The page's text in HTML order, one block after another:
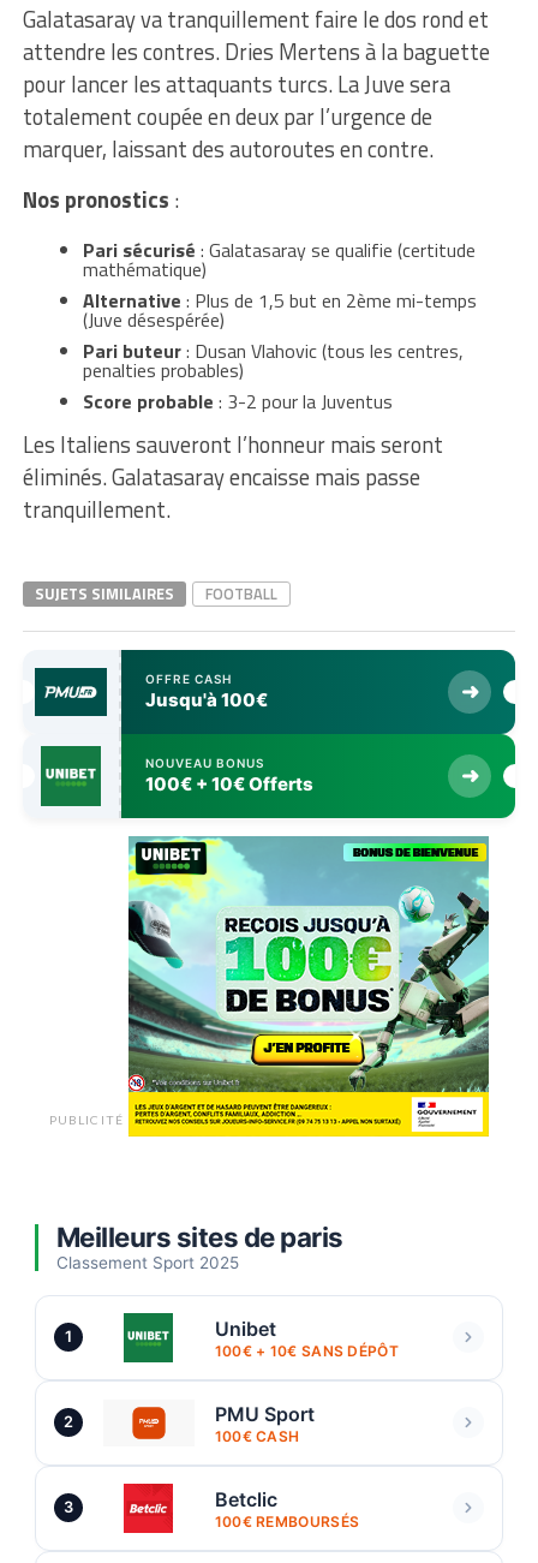
Galatasaray va tranquillement faire le dos rond et
attendre les contres. Dries Mertens à la baguette
pour lancer les attaquants turcs. La Juve sera
totalement coupée en deux par l’urgence de
marquer, laissant des autoroutes en contre.
Nos pronostics :
Pari sécurisé : Galatasaray se qualifie (certitude
mathématique)
Alternative : Plus de 1,5 but en 2ème mi-temps
(Juve désespérée)
Pari buteur: Dusan Vlahovic (tous les centres,
penalties probables)
Score probable : 3-2 pour la Juventus
Les Italiens sauveront l’honneur mais seront
éliminés. Galatasaray encaisse mais passe
tranquillement.
SUJETS SIMILAIRES FOOTBALL
OFFRE CASH
Jusqu'à 100€ ➜
NOUVEAU BONUS
100€ + 10€ Offerts ➜
PUBLICITÉ
Meilleurs sites de paris
Classement Sport 2025
1 Unibet
100€ + 10€ SANS DÉPÔT
2 PMU Sport
100€ CASH
3 Betclic
100€ REMBOURSÉS